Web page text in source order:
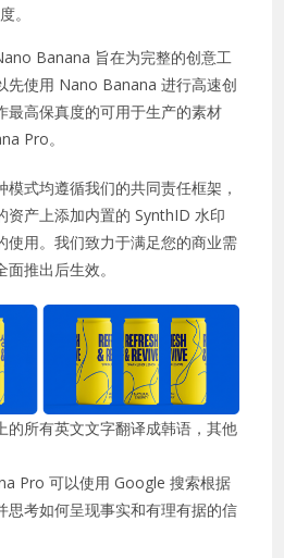
。
Banana 旨在为完整的创意工
先使用 Nano Banana 进行高速创
最高保真度的可用于生产的素材
Pro。
模式均遵循我们的共同责任框架，
资产上添加内置的 SynthID 水印
使用。我们致力于满足您的商业需
推出后生效。
的所有英文文字翻译成韩语，其他
Pro 可以使用 Google 搜索根据
思考如何呈现事实和有理有据的信